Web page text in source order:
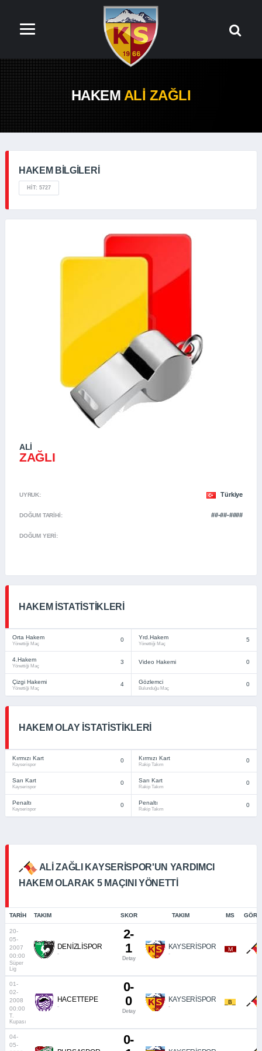
HAKEM ALI ZAĞLI
HAKEM BILGILERI
HIT: 5727
ALI
ZAĞLI
UYRUK: Türkiye
DOĞUM TARIHI: ##-##-####
DOĞUM YERI:
HAKEM İSTATISTIKLERI
Orta Hakem
Yönettiği Maç
0 Yrd.Hakem
Yönettiği Maç
5
4.Hakem
Yönettiği Maç
3 Video Hakemi 0
Çizgi Hakemi
Yönettiği Maç
4 Gözlemci
Bulunduğu Maç
0
HAKEM OLAY İSTATISTIKLERI
Kırmızı Kart
Kayserispor
0 Kırmızı Kart
Rakip Takım
0
Sarı Kart
Kayserispor
0 Sarı Kart
Rakip Takım
0
Penaltı
Kayserispor
0 Penaltı
Rakip Takım
0
ALI ZAĞLI KAYSERISPOR'UN YARDIMCI
HAKEM OLARAK 5 MAÇINI YÖNETTI
TARIH TAKIM SKOR TAKIM MS
20-
05-
2007
00:00
Süper
Lig
DENİZLİSPOR
-
2-
1
Detay
KAYSERİSPOR
-
_M_
01-
02-
2008
00:00
T.
Kupası
HACETTEPE
-
0-
0
Detay
KAYSERİSPOR
-
_B_
04-
05-
0-